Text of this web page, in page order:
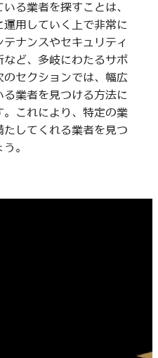
る業者を探すことは、
用していく上で非常に
ナンスやセキュリティ
ど、多岐にわたるサポ
セクションでは、幅広
業者を見つける方法に
これにより、特定の業
してくれる業者を見つ
。